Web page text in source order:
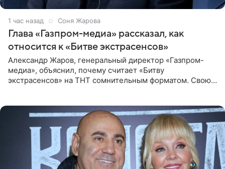
1 час назад Соня Жарова
Глава «Газпром-медиа» рассказал, как
относится к «Битве экстрасенсов»
Александр Жаров, генеральный директор «Газпром-
медиа», объяснил, почему считает «Битву
экстрасенсов» на ТНТ сомнительным форматом. Свою